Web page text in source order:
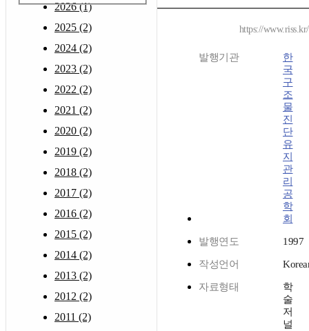
2026 (1)
2025 (2)
2024 (2)
2023 (2)
2022 (2)
2021 (2)
2020 (2)
2019 (2)
2018 (2)
2017 (2)
2016 (2)
2015 (2)
2014 (2)
2013 (2)
2012 (2)
2011 (2)
https://
발행기관
한
국
구
조
물
진
단
유
지
관
리
공
학
회
발행연도 1997
작성언어
자료형태
학
술
저
널